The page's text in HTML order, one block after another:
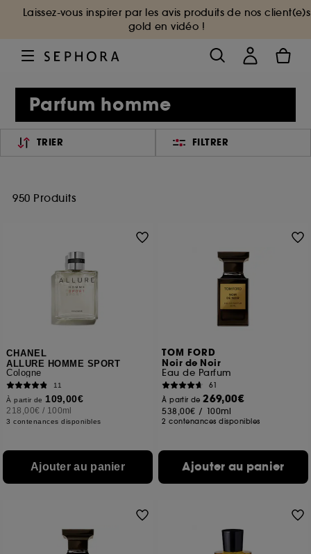
Laissez-vous inspirer par les avis produits de nos client(e)s
gold en vidéo !
Parfum homme
TRIER FILTRER
950 Produits
CHANEL
ALLURE HOMME SPORT
Cologne
11
À partir de 109,00€
218,00€ / 100ml
3 contenances disponibles
Ajouter au panier
TOM FORD
Noir de Noir
Eau de Parfum
61
À partir de269,00€
538,00€ / 100ml
2 contenances disponibles
Ajouter au panier